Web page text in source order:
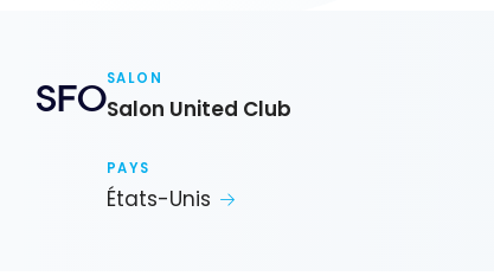
SFOSALON
Salon United Club
PAYS
États-Unis